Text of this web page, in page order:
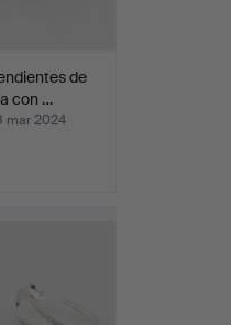
de
con …
mar 2024